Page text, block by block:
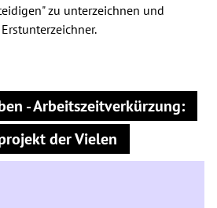
zu unterzeichnen und
- Arbeitszeitverkürzung:
der Vielen